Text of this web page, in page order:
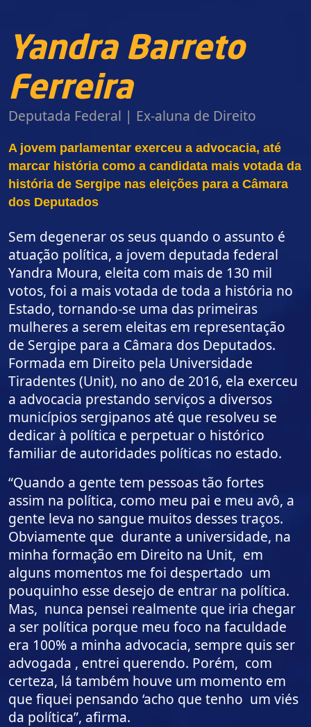
Yandra Barreto
Ferreira
Deputada Federal | Ex-aluna de Direito
A jovem parlamentar exerceu a advocacia, até
marcar história como a candidata mais votada da
história de Sergipe nas eleições para a Câmara
dos Deputados
Sem degenerar os seus quando o assunto é
atuação política, a jovem deputada federal
Yandra Moura, eleita com mais de 130 mil
votos, foi a mais votada de toda a história no
Estado, tornando-se uma das primeiras
mulheres a serem eleitas em representação
de Sergipe para a Câmara dos Deputados.
Formada em Direito pela Universidade
Tiradentes (Unit), no ano de 2016, ela exerceu
a advocacia prestando serviços a diversos
municípios sergipanos até que resolveu se
dedicar à política e perpetuar o histórico
familiar de autoridades políticas no estado.
“Quando a gente tem pessoas tão fortes
assim na política, como meu pai e meu avô, a
gente leva no sangue muitos desses traços.
Obviamente que durante a universidade, na
minha formação em Direito na Unit, em
alguns momentos me foi despertado um
pouquinho esse desejo de entrar na política.
Mas, nunca pensei realmente que iria chegar
a ser política porque meu foco na faculdade
era 100% a minha advocacia, sempre quis ser
advogada , entrei querendo. Porém, com
certeza, lá também houve um momento em
que fiquei pensando ‘acho que tenho um viés
da política”, afirma.